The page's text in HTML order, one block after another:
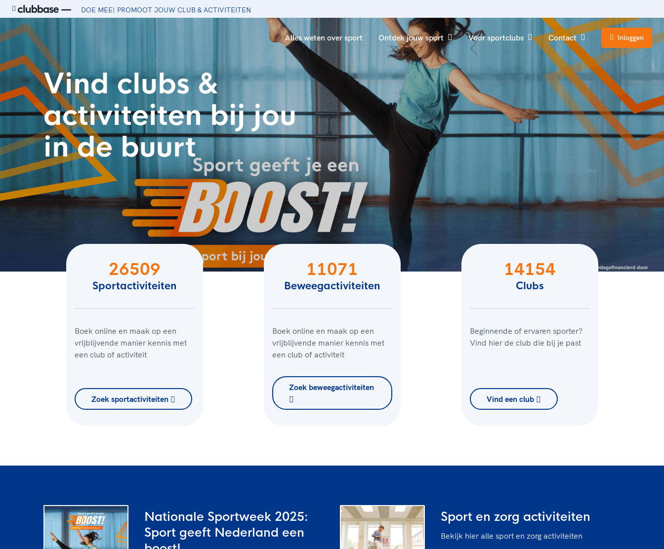
DOE MEE! PROMOOT JOUW CLUB & ACTIVITEITEN
Ga naar de homepage van Sport.nl
Alles weten over sport Ontdek jouw sport Voor sportclubs Contact Inloggen
Vind clubs &
activiteiten bij jou
in de buurt
26509
Sportactiviteiten
Boek online en maak op een
vrijblijvende manier kennis met
een club of activiteit
Zoek sportactiviteiten
11071
Beweegactiviteiten
Boek online en maak op een
vrijblijvende manier kennis met
een club of activiteit
Zoek beweegactiviteiten
14154
Clubs
Beginnende of ervaren sporter?
Vind hier de club die bij je past
Vind een club
Nationale Sportweek 2025:
Sport geeft Nederland een
Sport en zorg activiteiten
Bekijk hier alle sport en zorg activiteiten